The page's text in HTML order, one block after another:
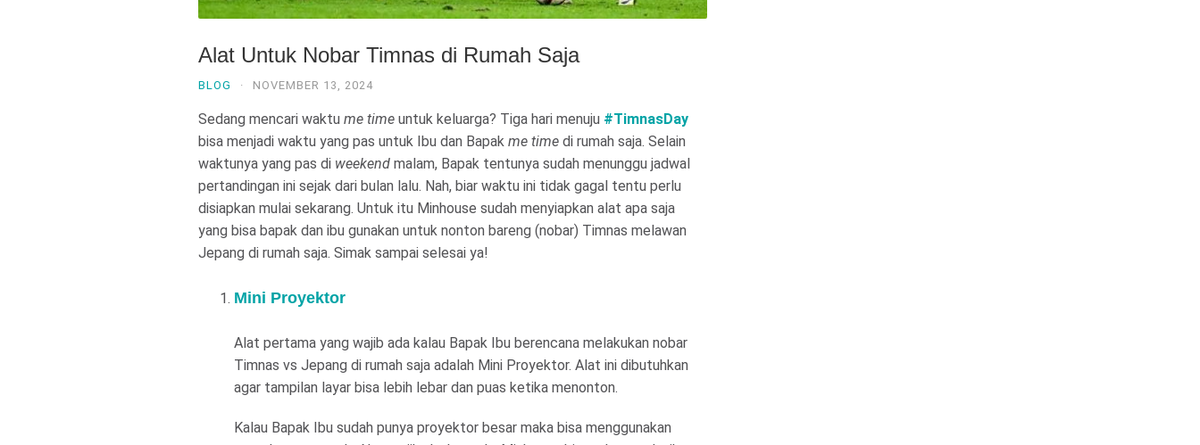
Alat Untuk Nobar Timnas di Rumah Saja
BLOG · NOVEMBER 13, 2024
Sedang mencari waktu me time untuk keluarga? Tiga hari menuju #TimnasDay
bisa menjadi waktu yang pas untuk Ibu dan Bapak me time di rumah saja. Selain
waktunya yang pas di weekend malam, Bapak tentunya sudah menunggu jadwal
pertandingan ini sejak dari bulan lalu. Nah, biar waktu ini tidak gagal tentu perlu
disiapkan mulai sekarang. Untuk itu Minhouse sudah menyiapkan alat apa saja
yang bisa bapak dan ibu gunakan untuk nonton bareng (nobar) Timnas melawan
Jepang di rumah saja. Simak sampai selesai ya!
Mini Proyektor
Alat pertama yang wajib ada kalau Bapak Ibu berencana melakukan nobar
Timnas vs Jepang di rumah saja adalah Mini Proyektor. Alat ini dibutuhkan
agar tampilan layar bisa lebih lebar dan puas ketika menonton.
Kalau Bapak Ibu sudah punya proyektor besar maka bisa menggunakan